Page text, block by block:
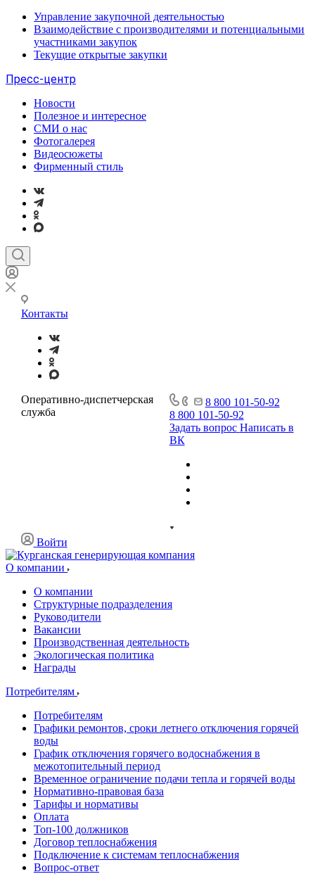
Управление закупочной деятельностью
Взаимодействие с производителями и потенциальными
участниками закупок
Текущие открытые закупки
Пресс-центр
Новости
Полезное и интересное
СМИ о нас
Фотогалерея
Видеосюжеты
Фирменный стиль
Контакты
Оперативно-диспетчерская
служба
8 800 101-50-92
8 800 101-50-92
Задать вопрос Написать в
ВК
Войти
О компании
О компании
Структурные подразделения
Руководители
Вакансии
Производственная деятельность
Экологическая политика
Награды
Потребителям
Потребителям
Графики ремонтов, сроки летнего отключения горячей
воды
График отключения горячего водоснабжения в
межотопительный период
Временное ограничение подачи тепла и горячей воды
Нормативно-правовая база
Тарифы и нормативы
Оплата
Топ-100 должников
Договор теплоснабжения
Подключение к системам теплоснабжения
Вопрос-ответ